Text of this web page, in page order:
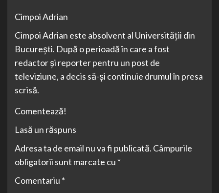
Cimpoi Adrian
Cimpoi Adrian este absolvent al Universității din
București. După o perioadă în care a fost
redactor și reporter pentru un post de
televiziune, a decis să-și continuie drumul în presa
scrisă.
Comentează!
Lasă un răspuns
Adresa ta de email nu va fi publicată. Câmpurile
obligatorii sunt marcate cu *
Comentariu *